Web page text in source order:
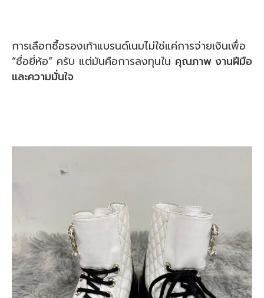
การเลือกซื้อรองเท้าแบรนด์เนมไม่ใช่แค่การจ่ายเงินเพื่อ
“ชื่อยี่ห้อ” ครับ แต่มันคือการลงทุนใน คุณภาพ งานฝีมือ
และความมั่นใจ